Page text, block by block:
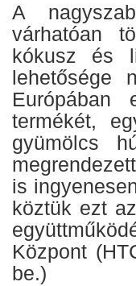
A
várhatóan
kókusz és
lehetősége
Európában
termékét,
gyümölcs
is
köztük ezt
Központ
be.)